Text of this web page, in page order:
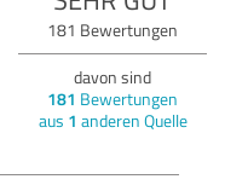
181 Bewertungen
davon sind
181 Bewertungen
aus 1 anderen Quelle